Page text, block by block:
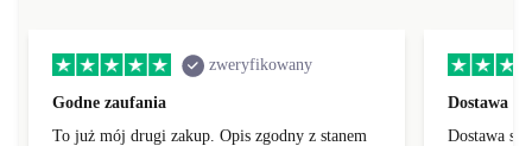
zweryfikowany
Godne zaufania
To już mój drugi zakup. Opis zgodny z stanem
Dostawa
Dostawa